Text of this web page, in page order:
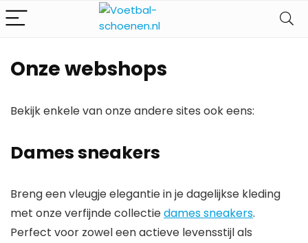
Onze webshops
Bekijk enkele van onze andere sites ook eens:
Dames sneakers
Breng een vleugje elegantie in je dagelijkse kleding
met onze verfijnde collectiedames sneakers.
Perfect voor zowel een actieve levensstijl als